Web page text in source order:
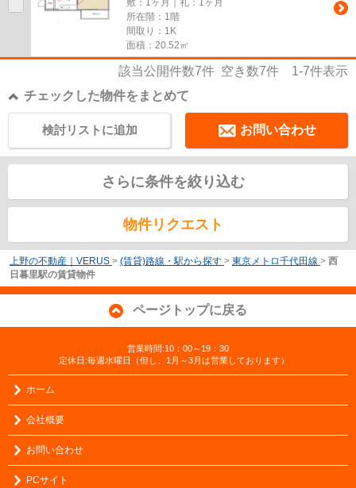
敷：1ヶ月｜礼：1ヶ月
所在階：1階
間取り：1K
面積：20.52㎡
該当公開件数7件 空き数7件 1-7件表示
チェックした物件をまとめて
お問い合わせ
検討リストに追加
さらに条件を絞り込む
物件リクエスト
上野の不動産｜VERUS > (賃貸)路線・駅から探す > 東京メトロ千代田線 > 西
日暮里駅の賃貸物件
ページトップに戻る
営業時間:10：00～19：30
定休日:毎週水曜日（但し、1月～3月は営業しております）
ホーム
会社概要
お問い合わせ
PCサイト